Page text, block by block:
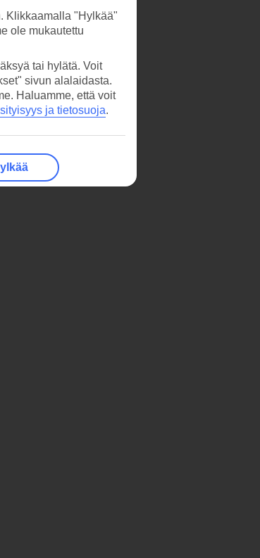
Klikkaamalla "Hylkää"
ole mukautettu
tai hylätä. Voit
sivun alalaidasta.
Haluamme, että voit
ja tietosuoja.